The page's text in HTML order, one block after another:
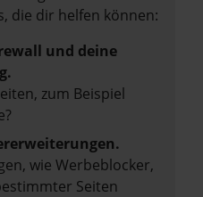
die dir helfen können:
und deine
zum Beispiel
wie Werbeblocker,
Seiten